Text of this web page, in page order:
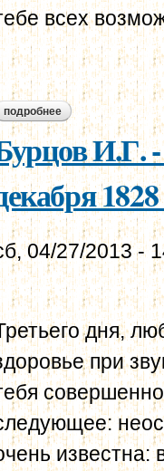
всех
подробнее о бурцов и.г. -
И.Г.
1828
04/27/2013 -
дня,
при
известна: